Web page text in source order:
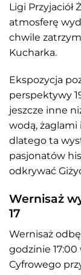
Ligi Przyjaciół
atmosferę
chwile
Kucharka.
Ekspozycja
perspektywy
jeszcze inne
wodą, żaglami
dlatego ta
pasjonatów
odkrywać
Wernisaż
17
Wernisaż
godzinie
Cyfrowego